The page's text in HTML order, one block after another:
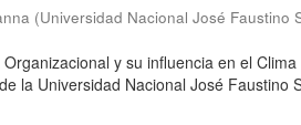
(Universidad Nacional José Faustino
y su influencia en el
la Universidad Nacional José Faustino